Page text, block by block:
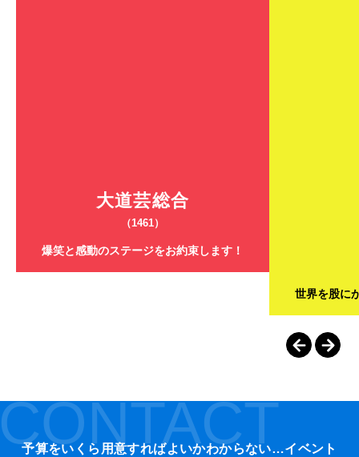
大道芸総合
（1461）
爆笑と感動のステージをお約束します！
世界を股に
予算をいくら用意すればよいかわからない…イベント